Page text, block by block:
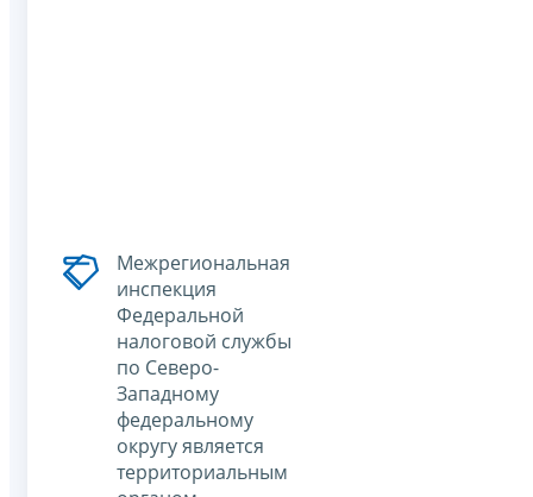
Межрегиональная
инспекция
Федеральной
налоговой службы
по Северо-
Западному
федеральному
округу является
территориальным